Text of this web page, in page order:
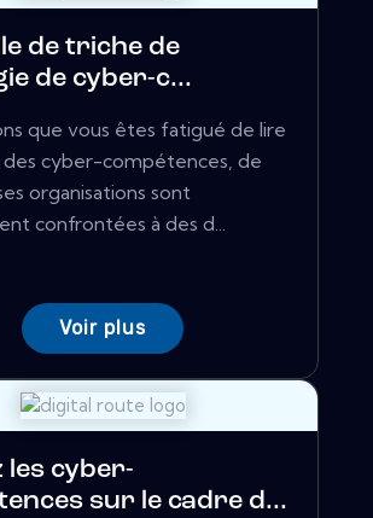
de triche de
de cyber-c...
que vous êtes fatigué de lire
des cyber-compétences, de
organisations sont
confrontées à des d...
Voir plus
les cyber-
sur le cadre d...